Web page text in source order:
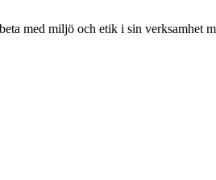
med miljö och etik i sin verksamhet